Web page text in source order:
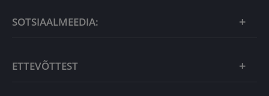
Eesti tooted
SOTSIAALMEEDIA:
ETTEVÕTTEST